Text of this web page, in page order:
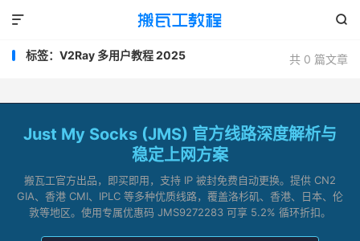


共 0 篇文章
标签：V2Ray 多用户教程 2025
Just My Socks (JMS) 官方线路深度解析与
稳定上网方案
搬瓦工官方出品，即买即用，支持 IP 被封免费自动更换。提供 CN2
GIA、香港 CMI、IPLC 等多种优质线路，覆盖洛杉矶、香港、日本、伦
敦等地区。使用专属优惠码 JMS9272283 可享 5.2% 循环折扣。